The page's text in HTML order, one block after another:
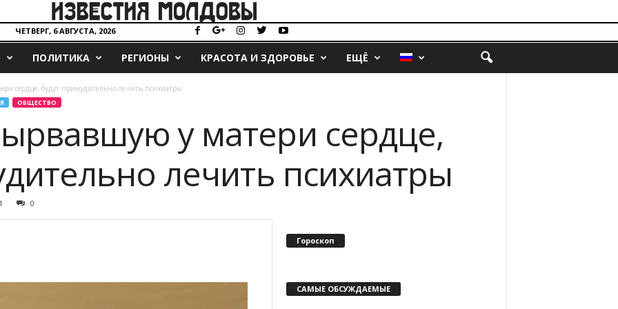
ЧЕТВЕРГ, 6 АВГУСТА, 2026
ПОЛИТИКА РЕГИОНЫ КРАСОТА И ЗДОРОВЬЕ ЕЩЁ
сердце, будут принудительно лечить психиатры
ОБЩЕСТВО
у матери сердце,
лечить психиатры
0
Гороскоп
САМЫЕ ОБСУЖДАЕМЫЕ